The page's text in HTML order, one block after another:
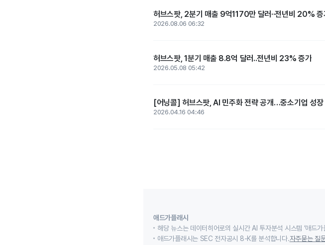
허브스팟, 2분기 매출 9억1170만 달러··전년비 20% 증
2026.08.06 06:32
허브스팟, 1분기 매출 8.8억 달러..전년비 23% 증가
2026.05.08 05:42
[어닝콜] 허브스팟, AI 민주화 전략 공개…중소기업 성장
2026.04.16 04:46
애드가플래시
해당 뉴스는 데이터히어로의 실시간 AI 투자분석 시스템 ‘애드
애드가플래시는 SEC 전자공시 8-K를 분석합니다.자주묻는 질